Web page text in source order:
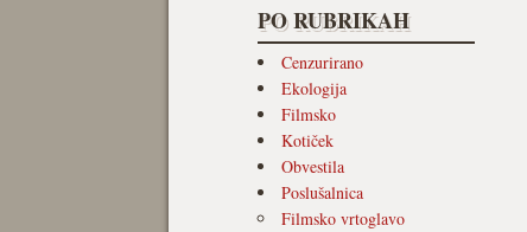
PO RUBRIKAH
Cenzurirano
Ekologija
Filmsko
Kotiček
Obvestila
Poslušalnica
Filmsko vrtoglavo